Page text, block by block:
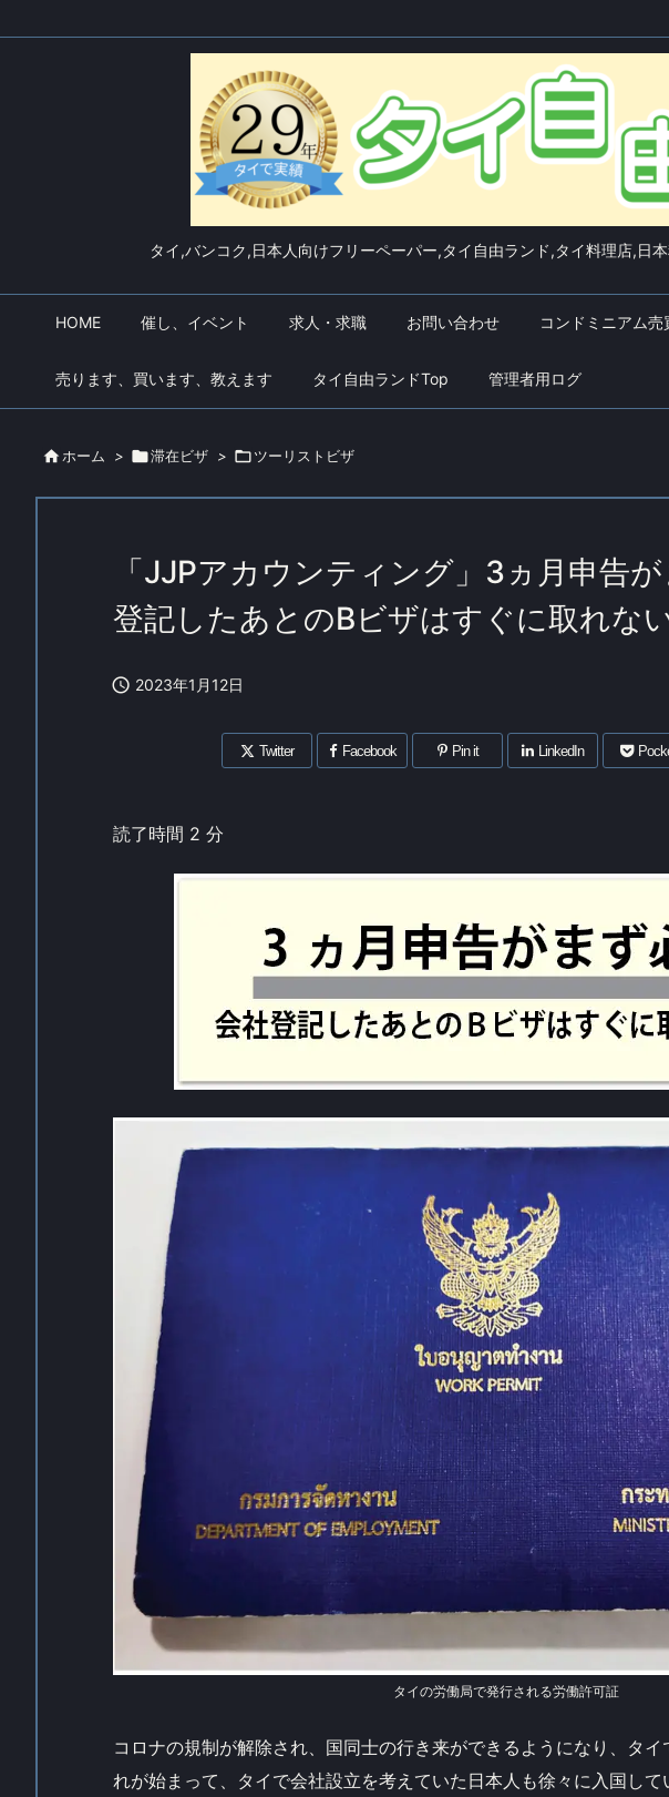
タイ,バンコク,日本人向けフリーペーパー,タイ自由ランド,タイ料理店,日
HOME 催し、イベント 求人・求職 お問い合わせ コンドミニアム売
売ります、買います、教えます タイ自由ランドTop 管理者用ログ
 ホーム > 滞在ビザ > ツーリストビザ
「JJPアカウンティング」3ヵ月申告
登記したあとのBビザはすぐに取れな
 2023年1月12日
Twitter Facebook Pin it LinkedIn
読了時間 2 分
タイの労働局で発行される労働許可証
コロナの規制が解除され、国同士の行き来ができるようになり、タ
れが始まって、タイで会社設立を考えていた日本人も徐々に入国して